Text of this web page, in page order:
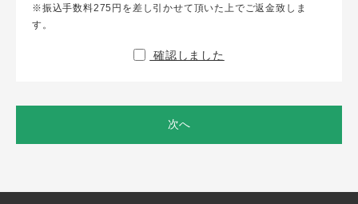
※振込手数料275円を差し引かせて頂いた上でご返金致しま
す。
確認しました
次へ